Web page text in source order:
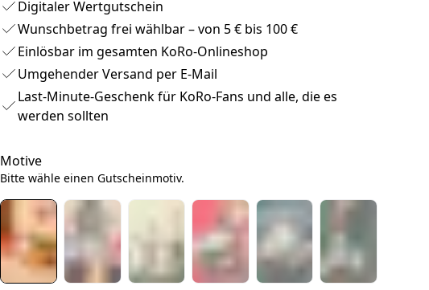
Digitaler Wertgutschein
Wunschbetrag frei wählbar – von 5 € bis 100 €
Einlösbar im gesamten KoRo-Onlineshop
Umgehender Versand per E-Mail
Last-Minute-Geschenk für KoRo-Fans und alle, die es
werden sollten
Motive
Bitte wähle einen Gutscheinmotiv.